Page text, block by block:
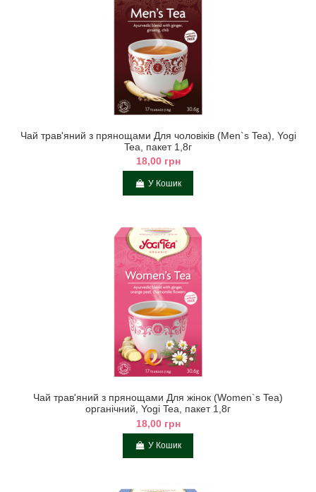
Чай трав'яний з прянощами Для чоловіків (Men`s Tea), Yogi
Tea, пакет 1,8г
18,00 грн
У Кошик
Чай трав'яний з прянощами Для жінок (Women`s Tea)
органічний, Yogi Tea, пакет 1,8г
18,00 грн
У Кошик